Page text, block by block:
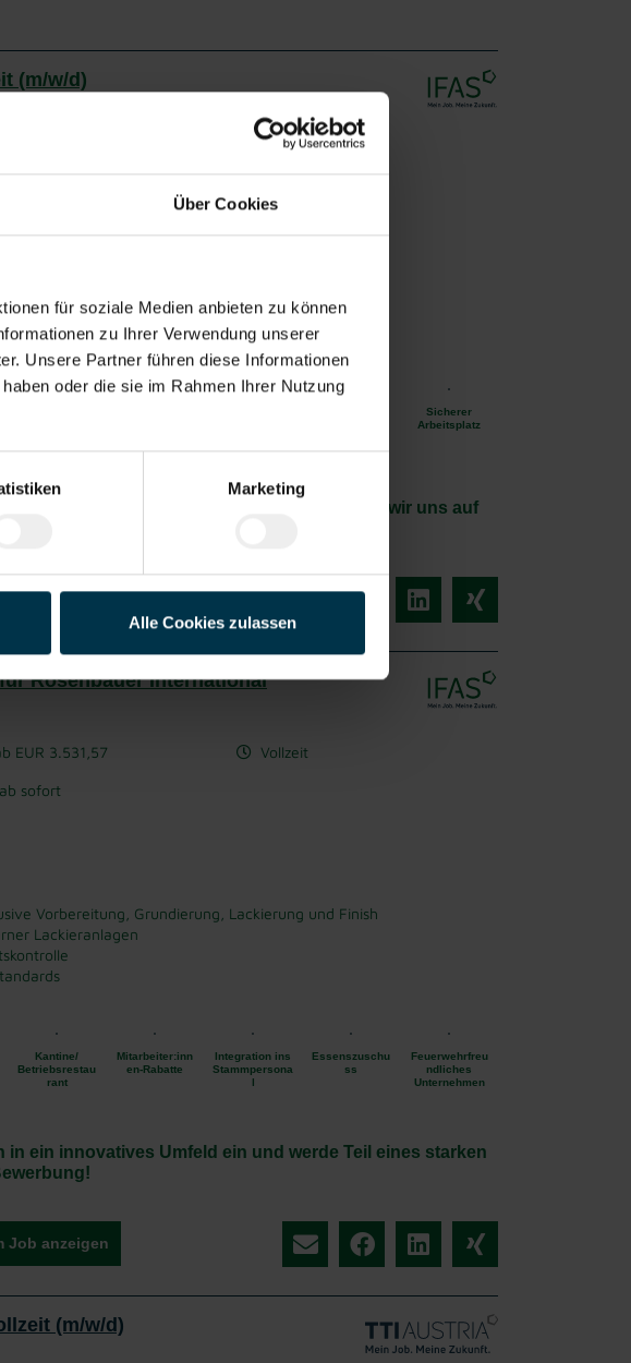
Über Cookies
für soziale Medien anbieten zu können
zu Ihrer Verwendung unserer
Unsere Partner führen diese Informationen
oder die sie im Rahmen Ihrer Nutzung
Marketing
Alle Cookies zulassen
(m/w/d)
Vollzeit
von Wartungseinsätzen
Sicherer
Arbeitsplatz
und einem starken Team? Dann freuen wir uns auf
Job anzeigen
Rosenbauer International
EUR 3.531,57 Vollzeit
ab sofort
Vorbereitung, Grundierung, Lackierung und Finish
Lackieranlagen
Kantine/
Betriebsrestau
rant
Mitarbeiter:inn
en-Rabatte
Integration ins
Stammpersona
l
Essenszuschu
ss
Feuerwehrfreu
ndliches
Unternehmen
ein innovatives Umfeld ein und werde Teil eines starken
Job anzeigen
(m/w/d)